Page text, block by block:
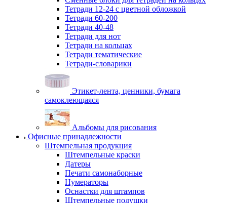
Тетради 12-24 с цветной обложкой
Тетради 60-200
Тетради 40-48
Тетради для нот
Тетради на кольцах
Тетради тематические
Тетради-словарики
Этикет-лента, ценники, бумага
самоклеющаяся
Альбомы для рисования
Офисные принадлежности
Штемпельная продукция
Штемпельные краски
Датеры
Печати самонаборные
Нумераторы
Оснастки для штампов
Штемпельные подушки